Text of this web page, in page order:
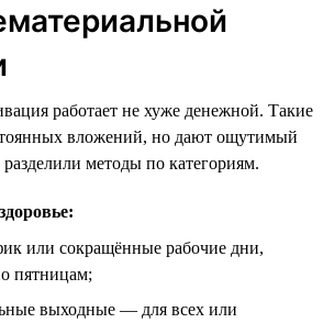
работает не хуже денежной. Такие
вложений, но дают ощутимый
методы по категориям.
или сокращённые рабочие дни,
пятницам;
выходные — для всех или